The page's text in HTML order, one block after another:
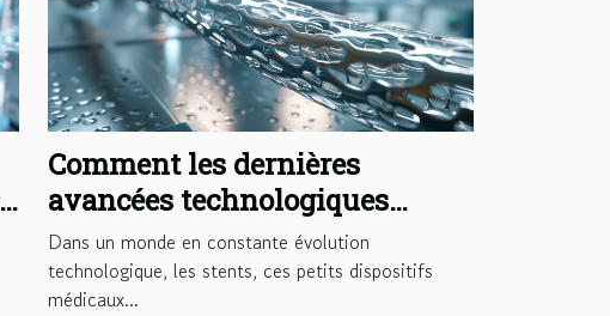
Comment les dernières
avancées technologiques
améliorent la durabilité des
stents
Dans un monde en constante évolution
technologique, les stents, ces petits dispositifs
médicaux...